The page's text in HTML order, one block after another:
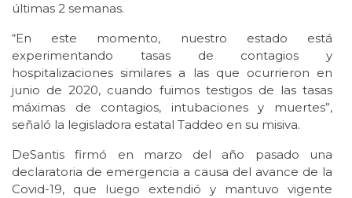
últimas 2 semanas.
“En este momento, nuestro estado está
experimentando tasas de contagios y
hospitalizaciones similares a las que ocurrieron en
junio de 2020, cuando fuimos testigos de las tasas
máximas de contagios, intubaciones y muertes”,
señaló la legisladora estatal Taddeo en su misiva.
DeSantis firmó en marzo del año pasado una
declaratoria de emergencia a causa del avance de la
Covid-19, que luego extendió y mantuvo vigente